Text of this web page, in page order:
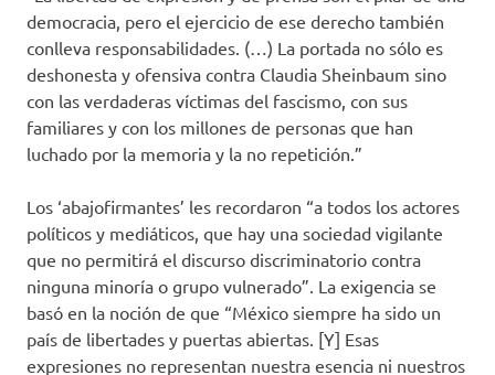
democracia, pero el ejercicio de ese derecho también
conlleva responsabilidades. (…) La portada no sólo es
deshonesta y ofensiva contra Claudia Sheinbaum sino
con las verdaderas víctimas del fascismo, con sus
familiares y con los millones de personas que han
luchado por la memoria y la no repetición.”
Los ‘abajofirmantes’ les recordaron “a todos los actores
políticos y mediáticos, que hay una sociedad vigilante
que no permitirá el discurso discriminatorio contra
ninguna minoría o grupo vulnerado”. La exigencia se
basó en la noción de que “México siempre ha sido un
país de libertades y puertas abiertas. [Y] Esas
expresiones no representan nuestra esencia ni nuestros